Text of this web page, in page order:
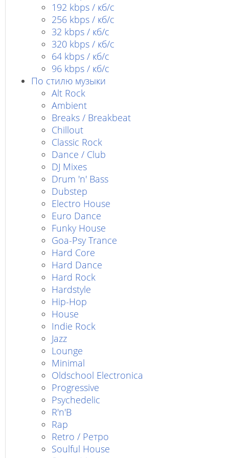
192 kbps / кб/c
256 kbps / кб/с
32 kbps / кб/c
320 kbps / кб/с
64 kbps / кб/c
96 kbps / кб/c
По стилю музыки
Alt Rock
Ambient
Breaks / Breakbeat
Chillout
Classic Rock
Dance / Club
DJ Mixes
Drum 'n' Bass
Dubstep
Electro House
Euro Dance
Funky House
Goa-Psy Trance
Hard Core
Hard Dance
Hard Rock
Hardstyle
Hip-Hop
House
Indie Rock
Jazz
Lounge
Minimal
Oldschool Electronica
Progressive
Psychedelic
R'n'B
Rap
Retro / Ретро
Soulful House